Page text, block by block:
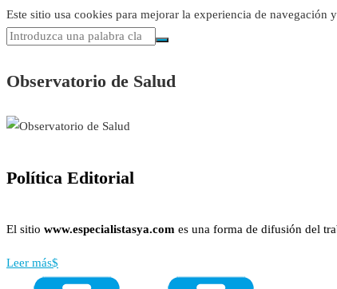
Este sitio usa cookies para mejorar la experiencia de navegación
Observatorio de Salud
Política Editorial
El sitio www.especialistasya.com es una forma de difusión del
Leer más